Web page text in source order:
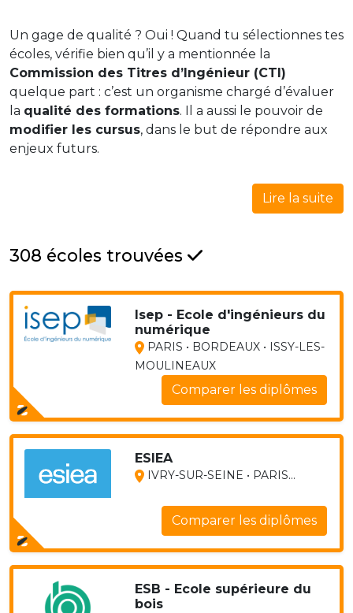
Un gage de qualité ? Oui ! Quand tu sélectionnes tes
écoles, vérifie bien qu’il y a mentionnée la
Commission des Titres d’Ingénieur (CTI)
quelque part : c’est un organisme chargé d’évaluer
la qualité des formations. Il a aussi le pouvoir de
modifier les cursus, dans le but de répondre aux
enjeux futurs.
Lire la suite
308 écoles trouvées
Isep - Ecole d'ingénieurs du
numérique
PARIS • BORDEAUX • ISSY-LES-
MOULINEAUX
Comparer les diplômes
ESIEA
IVRY-SUR-SEINE • PARIS...
Comparer les diplômes
ESB - Ecole supérieure du
bois